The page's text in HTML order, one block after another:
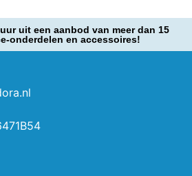
uit een aanbod van meer dan 15
onderdelen en accessoires!